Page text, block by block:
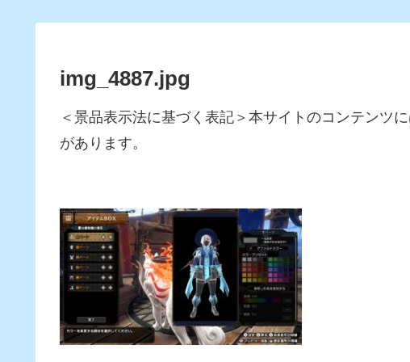
img_4887.jpg
＜景品表示法に基づく表記＞本サイトのコンテンツ
があります。